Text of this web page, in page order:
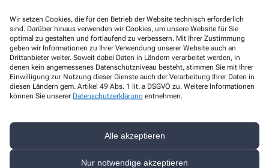
Wir setzen Cookies, die für den Betrieb der Website technisch erforderlich
sind. Darüber hinaus verwenden wir Cookies, um unsere Website für Sie
optimal zu gestalten und fortlaufend zu verbessern. Mit Ihrer Zustimmung
geben wir Informationen zu Ihrer Verwendung unserer Website auch an
Drittanbieter weiter. Soweit dabei Daten in Ländern verarbeitet werden, in
denen kein angemessenes Datenschutzniveau besteht, stimmen Sie mit Ihrer
Einwilligung zur Nutzung dieser Dienste auch der Verarbeitung Ihrer Daten in
diesen Ländern gem. Artikel 49 Abs. 1 lit. a DSGVO zu. Weitere Informationen
können Sie unserer Datenschutzerklärung entnehmen.
Alle akzeptieren
Nur notwendige akzeptieren
Melden Sie sich hier an und sichern Sie sich
Ihren 10% Gutschein* für unsere Apotheke
Sind Sie ein Mensch? Dann wählen Sie bittedas Auto